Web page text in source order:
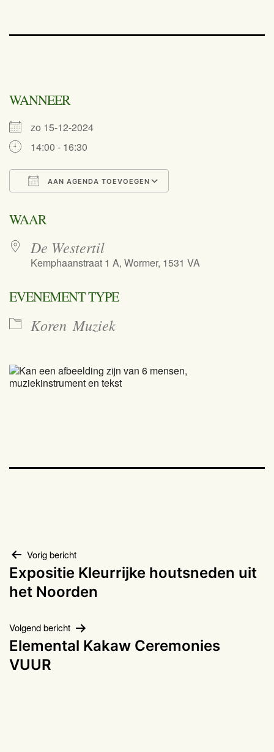
WANNEER
zo 15-12-2024
14:00 - 16:30
AAN AGENDA TOEVOEGEN
WAAR
De Westertil
Kemphaanstraat 1 A, Wormer, 1531 VA
EVENEMENT TYPE
Koren Muziek
Bericht
navigatie
Vorig bericht
Expositie Kleurrijke houtsneden uit
het Noorden
Volgend bericht
Elemental Kakaw Ceremonies
VUUR